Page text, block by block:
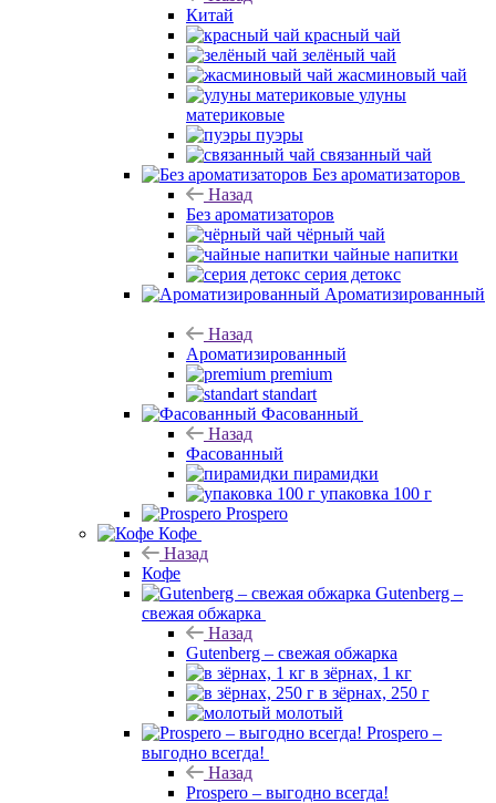
Китай
красный чай
зелёный чай
жасминовый чай
улуны
материковые
пуэры
связанный чай
Без ароматизаторов
Назад
Без ароматизаторов
чёрный чай
чайные напитки
серия детокс
Ароматизированный
Назад
Ароматизированный
premium
standart
Фасованный
Назад
Фасованный
пирамидки
упаковка 100 г
Prospero
Кофе
Назад
Кофе
Gutenberg –
свежая обжарка
Назад
Gutenberg – свежая обжарка
в зёрнах, 1 кг
в зёрнах, 250 г
молотый
Prospero –
выгодно всегда!
Назад
Prospero – выгодно всегда!